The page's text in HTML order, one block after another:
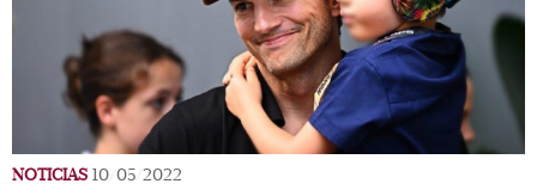
NOTICIAS 10/05/2022